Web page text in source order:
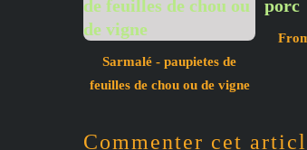
Sarmalé - paupietes de
feuilles de chou ou de vigne
Commenter cet